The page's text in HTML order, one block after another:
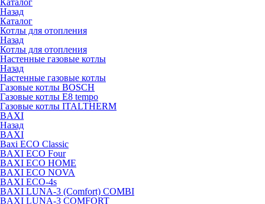
Каталог
Назад
Каталог
Котлы для отопления
Назад
Котлы для отопления
Настенные газовые котлы
Назад
Настенные газовые котлы
Газовые котлы BOSCH
Газовые котлы E8 tempo
Газовые котлы ITALTHERM
BAXI
Назад
BAXI
Baxi ECO Classic
BAXI ECO Four
BAXI ECO HOME
BAXI ECO NOVA
BAXI ECO-4s
BAXI LUNA-3 (Comfort) COMBI
BAXI LUNA-3 COMFORT